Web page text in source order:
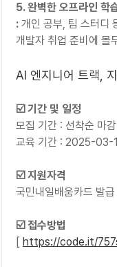
5. 완벽한 오프라인 학
: 개인 공부, 팀 스터디
개발자 취업 준비에 몰
AI 엔지니어 트랙,
☑️ 기간 및 일정
모집 기간 : 선착순 마
교육 기간 : 2025-
☑️ 지원자격
국민내일배움카드 발
☑️ 접수방법
[ https://code.it/